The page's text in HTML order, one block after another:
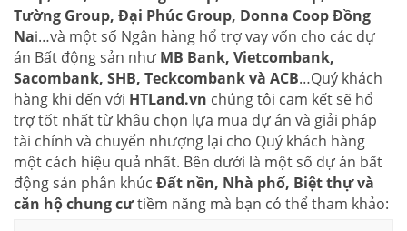
Tường Group, Đại Phúc Group, Donna Coop Đồng
Nai…và một số Ngân hàng hổ trợ vay vốn cho các dự
án Bất động sản như MB Bank, Vietcombank,
Sacombank, SHB, Teckcombank và ACB…Quý khách
hàng khi đến với HTLand.vn chúng tôi cam kết sẽ hổ
trợ tốt nhất từ khâu chọn lựa mua dự án và giải pháp
tài chính và chuyển nhượng lại cho Quý khách hàng
một cách hiệu quả nhất. Bên dưới là một số dự án bất
động sản phân khúc Đất nền, Nhà phố, Biệt thự và
căn hộ chung cưtiềm năng mà bạn có thể tham khảo: